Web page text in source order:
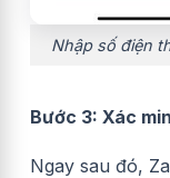
Nhập số điện
Bước 3: Xác
Ngay sau đó,